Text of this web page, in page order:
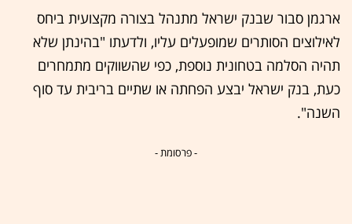
ארגמן סבור שבנק ישראל מתנהל בצורה מקצועית ביחס
לאילוצים הסותרים שמופעלים עליו, ולדעתו "בהינתן שלא
תהיה הסלמה בטחונית נוספת, כפי שהשווקים מתמחרים
כעת, בנק ישראל יבצע הפחתה או שתיים בריבית עד סוף
השנה".
- פרסומת -